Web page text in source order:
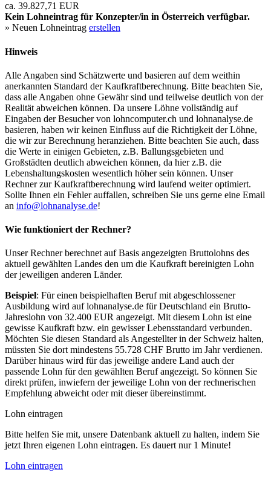
ca. 39.827,71 EUR
Kein Lohneintrag für Konzepter/in in Österreich verfügbar.
» Neuen Lohneintrag erstellen
Hinweis
Alle Angaben sind Schätzwerte und basieren auf dem weithin
anerkannten Standard der Kaufkraftberechnung. Bitte beachten Sie,
dass alle Angaben ohne Gewähr sind und teilweise deutlich von der
Realität abweichen können. Da unsere Löhne vollständig auf
Eingaben der Besucher von lohncomputer.ch und lohnanalyse.de
basieren, haben wir keinen Einfluss auf die Richtigkeit der Löhne,
die wir zur Berechnung heranziehen. Bitte beachten Sie auch, dass
die Werte in einigen Gebieten, z.B. Ballungsgebieten und
Großstädten deutlich abweichen können, da hier z.B. die
Lebenshaltungskosten wesentlich höher sein können. Unser
Rechner zur Kaufkraftberechnung wird laufend weiter optimiert.
Sollte Ihnen ein Fehler auffallen, schreiben Sie uns gerne eine Email
an info@lohnanalyse.de!
Wie funktioniert der Rechner?
Unser Rechner berechnet auf Basis angezeigten Bruttolohns des
aktuell gewählten Landes den um die Kaufkraft bereinigten Lohn
der jeweiligen anderen Länder.
Beispiel: Für einen beispielhaften Beruf mit abgeschlossener
Ausbildung wird auf lohnanalyse.de für Deutschland ein Brutto-
Jahreslohn von 32.400 EUR angezeigt. Mit diesem Lohn ist eine
gewisse Kaufkraft bzw. ein gewisser Lebensstandard verbunden.
Möchten Sie diesen Standard als Angestellter in der Schweiz halten,
müssten Sie dort mindestens 55.728 CHF Brutto im Jahr verdienen.
Darüber hinaus wird für das jeweilige andere Land auch der
passende Lohn für den gewählten Beruf angezeigt. So können Sie
direkt prüfen, inwiefern der jeweilige Lohn von der rechnerischen
Empfehlung abweicht oder mit dieser übereinstimmt.
Lohn eintragen
Bitte helfen Sie mit, unsere Datenbank aktuell zu halten, indem Sie
jetzt Ihren eigenen Lohn eintragen. Es dauert nur 1 Minute!
Lohn eintragen